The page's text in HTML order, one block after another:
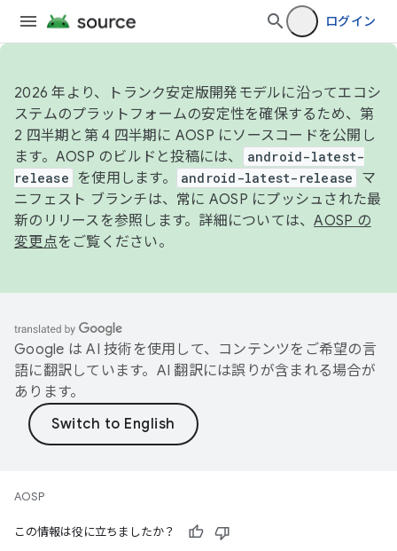
ログイン
2026 年より、トランク安定版開発モデルに沿ってエコシ
ステムのプラットフォームの安定性を確保するため、第
2 四半期と第 4 四半期に AOSP にソースコードを公開し
ます。AOSP のビルドと投稿には、
android-latest-
release
を使用します。 android-latest-release
マ
ニフェスト ブランチは、常に AOSP にプッシュされた最
新のリリースを参照します。詳細については、AOSP の
変更点をご覧ください。
Google は AI 技術を使用して、コンテンツをご希望の言
語に翻訳しています。AI 翻訳には誤りが含まれる場合が
あります。
AOSP
この情報は役に立ちましたか？